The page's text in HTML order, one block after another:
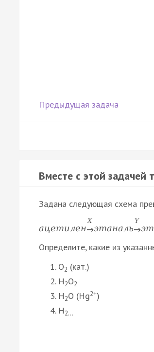
Предыдущая задача
Вместе с этой
Задана следующая схема
ацетилен
X
→этаналь
Y
→эт
Определите, какие из
O2 (кат.)
H2O2
H2O (Hg2+)
H2…